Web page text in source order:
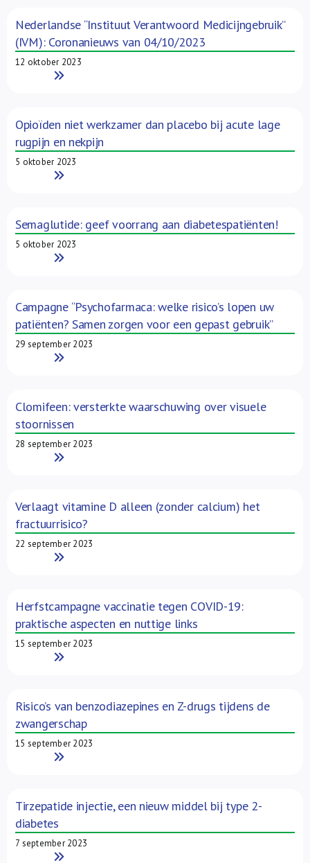
Nederlandse “Instituut Verantwoord Medicijngebruik”
(IVM): Coronanieuws van 04/10/2023
12 oktober 2023
Read More
Opioïden niet werkzamer dan placebo bij acute lage
rugpijn en nekpijn
5 oktober 2023
Read More
Semaglutide: geef voorrang aan diabetespatiënten!
5 oktober 2023
Read More
Campagne “Psychofarmaca: welke risico’s lopen uw
patiënten? Samen zorgen voor een gepast gebruik”
29 september 2023
Read More
Clomifeen: versterkte waarschuwing over visuele
stoornissen
28 september 2023
Read More
Verlaagt vitamine D alleen (zonder calcium) het
fractuurrisico?
22 september 2023
Read More
Herfstcampagne vaccinatie tegen COVID-19:
praktische aspecten en nuttige links
15 september 2023
Read More
Risico’s van benzodiazepines en Z-drugs tijdens de
zwangerschap
15 september 2023
Read More
Tirzepatide injectie, een nieuw middel bij type 2-
diabetes
7 september 2023
Read More